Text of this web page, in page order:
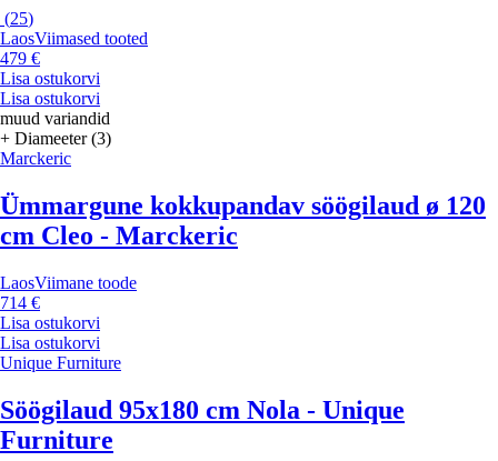
(25)
LaosViimased tooted
479 €
Lisa ostukorvi
Lisa ostukorvi
muud variandid
+ Diameeter (3)
Marckeric
Ümmargune kokkupandav söögilaud ø 120
cm Cleo - Marckeric
LaosViimane toode
714 €
Lisa ostukorvi
Lisa ostukorvi
Unique Furniture
Söögilaud 95x180 cm Nola - Unique
Furniture